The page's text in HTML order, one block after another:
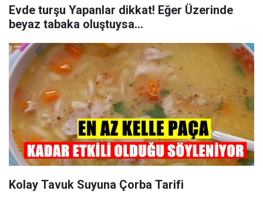
Evde turşu Yapanlar dikkat! Eğer Üzerinde
beyaz tabaka oluştuysa…
Kolay Tavuk Suyuna Çorba Tarifi